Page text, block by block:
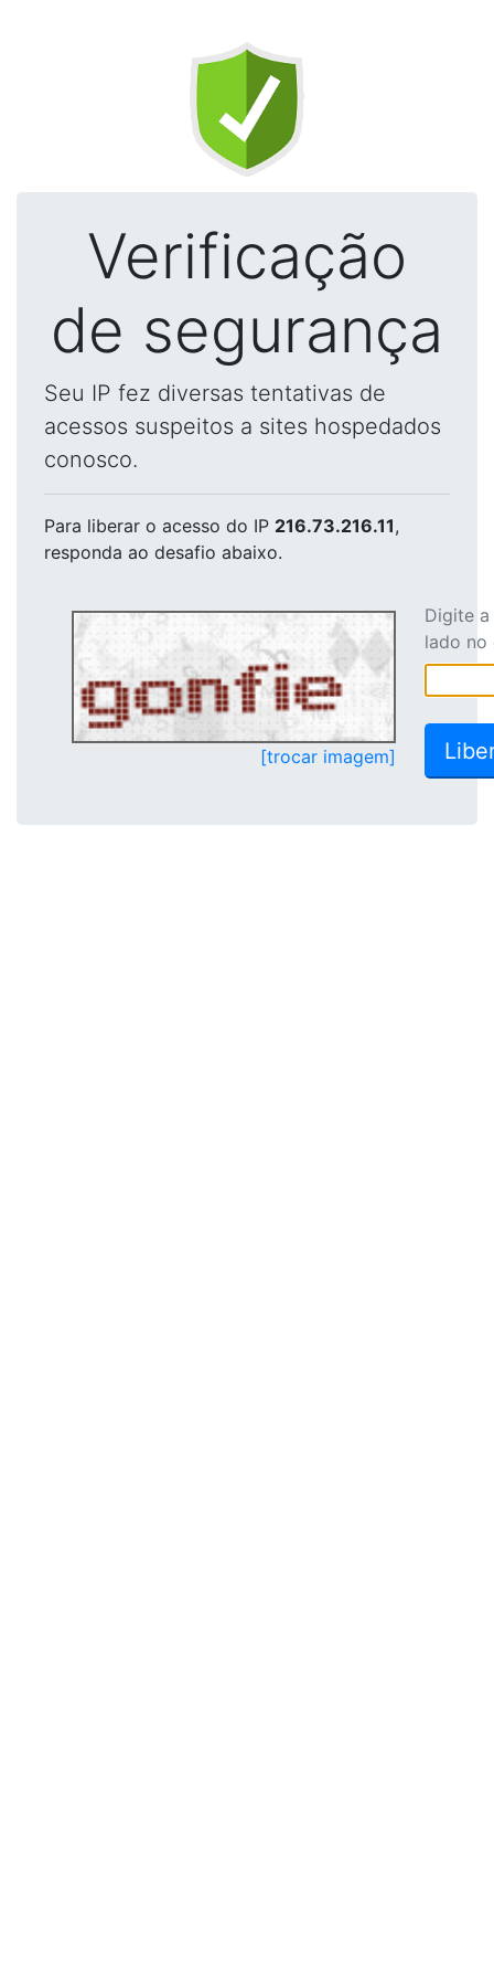
Verificação
de segurança
Seu IP fez diversas tentativas de
acessos suspeitos a sites hospedados
conosco.
Para liberar o acesso do IP 216.73.216.11,
responda ao desafio abaixo.
[trocar imagem]
Digite
lado no